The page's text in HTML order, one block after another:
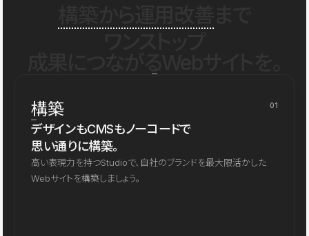
構築 01
デザインもCMSもノーコードで
思い通りに構築。
高い表現力を持つStudioで、自社のブランドを最大限活かした
Webサイトを構築しましょう。